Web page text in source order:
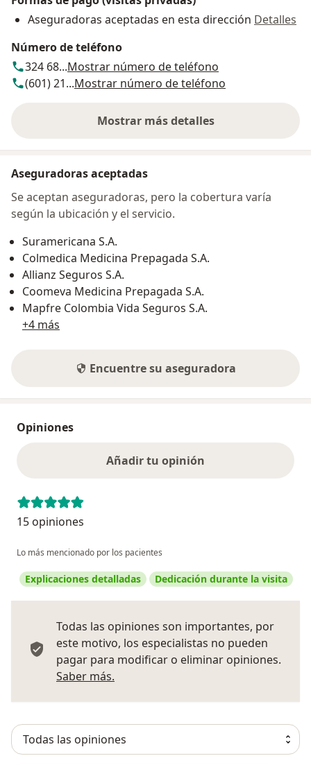
Aseguradoras aceptadas en esta dirección Detalles
Número de teléfono
324 68...Mostrar número de teléfono
(601) 21...Mostrar número de teléfono
Mostrar más detalles
sobre la dirección
Aseguradoras aceptadas
Se aceptan aseguradoras, pero la cobertura varía
según la ubicación y el servicio.
Suramericana S.A.
Colmedica Medicina Prepagada S.A.
Allianz Seguros S.A.
Coomeva Medicina Prepagada S.A.
Mapfre Colombia Vida Seguros S.A.
+4 más
Encuentre su aseguradora
Opiniones
Añadir tu opinión
15 opiniones
Lo más mencionado por los pacientes
Explicaciones detalladas Dedicación durante la visita
Todas las opiniones son importantes, por
este motivo, los especialistas no pueden
pagar para modificar o eliminar opiniones.
Saber más.